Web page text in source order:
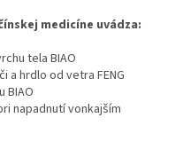
medicíne uvádza:
tela BIAO
a hrdlo od vetra FENG
BIAO
napadnutí vonkajším